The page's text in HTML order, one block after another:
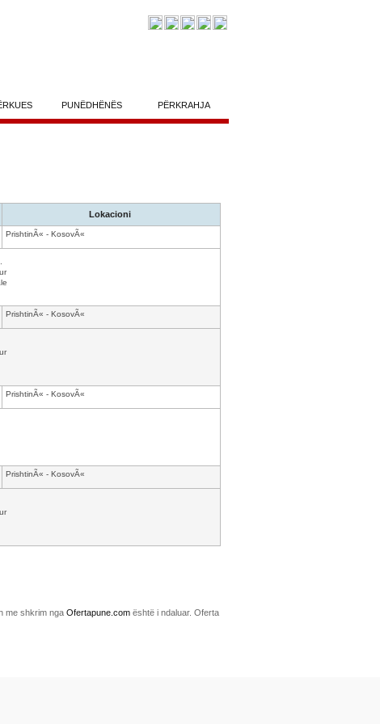
PUNËDHËNËS PËRKRAHJA
Lokacioni
PrishtinÃ« - KosovÃ«
PrishtinÃ« - KosovÃ«
PrishtinÃ« - KosovÃ«
PrishtinÃ« - KosovÃ«
me shkrim nga Ofertapune.com është i ndaluar. Oferta